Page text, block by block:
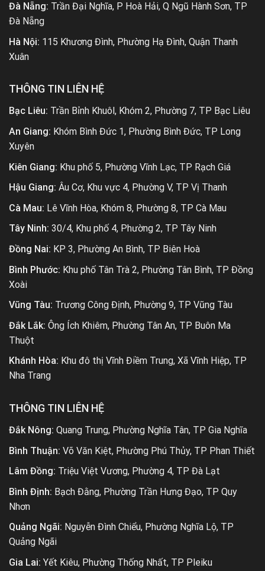
Đà Nẵng: Trần Đại Nghĩa, P Hoà Hải, Q Ngũ Hành Sơn, TP
Đà Nẵng
Hà Nội: 115 Khương Đình, Phường Hạ Đình, Quận Thanh
Xuân
THÔNG TIN LIÊN HỆ
Bạc Liêu: Trần Bỉnh Khuôl, Khóm 2, Phường 7, TP Bạc Liêu
An Giang: Khóm Bình Đức 1, Phường Bình Đức, TP Long
Xuyên
Kiên Giang: Khu phố 5, Phường Vĩnh Lạc, TP Rạch Giá
Hậu Giang: Âu Cơ, Khu vực 4, Phường V, TP Vị Thanh
Cà Mau: Lê Vĩnh Hòa, Khóm 8, Phường 8, TP Cà Mau
Tây Ninh: 30/4, Khu phố 4, Phường 2, TP Tây Ninh
Đồng Nai: KP 3, Phường An Bình, TP Biên Hoà
Bình Phước: Khu phố Tân Trà 2, Phường Tân Bình, TP Đồng
Xoài
Vũng Tàu: Trương Công Định, Phường 9, TP Vũng Tàu
Đắk Lắk: Ông Ích Khiêm, Phường Tân An, TP Buôn Ma
Thuột
Khánh Hòa: Khu đô thị Vĩnh Điềm Trung, Xã Vĩnh Hiệp, TP
Nha Trang
THÔNG TIN LIÊN HỆ
Đắk Nông: Quang Trung, Phường Nghĩa Tân, TP Gia Nghĩa
Bình Thuận: Võ Văn Kiệt, Phường Phú Thủy, TP Phan Thiết
Lâm Đồng: Triệu Việt Vương, Phường 4, TP Đà Lạt
Bình Định: Bạch Đằng, Phường Trần Hưng Đạo, TP Quy
Nhơn
Quảng Ngãi: Nguyễn Đình Chiểu, Phường Nghĩa Lộ, TP
Quảng Ngãi
Gia Lai: Yết Kiêu, Phường Thống Nhất, TP Pleiku